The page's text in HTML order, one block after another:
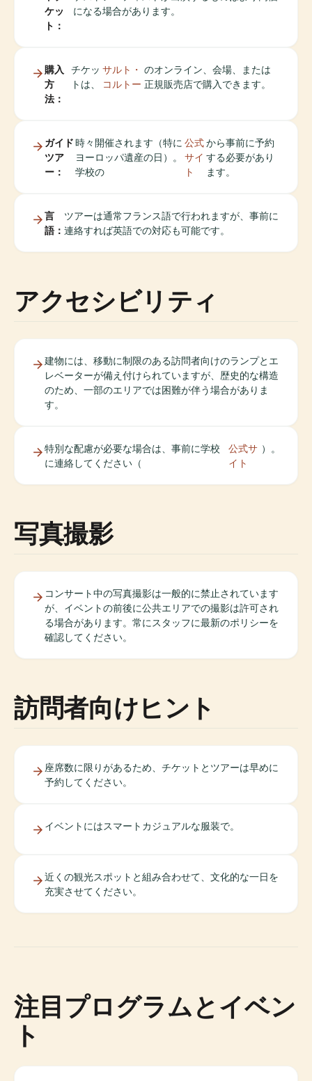
ケッ
ト：
になる場合があります。
購入
方
法：
チケッ
トは、
サルト・
コルトー
のオンライン、会場、または
正規販売店で購入できます。
ガイド
ツア
ー：
時々開催されます（特に
ヨーロッパ遺産の日）。
学校の
公式
サイ
ト
から事前に予約
する必要があり
ます。
言
語：
ツアーは通常フランス語で行われますが、事前に
連絡すれば英語での対応も可能です。
アクセシビリティ
建物には、移動に制限のある訪問者向けのランプとエ
レベーターが備え付けられていますが、歴史的な構造
のため、一部のエリアでは困難が伴う場合がありま
す。
特別な配慮が必要な場合は、事前に学校
に連絡してください（
公式サ
イト
）。
写真撮影
コンサート中の写真撮影は一般的に禁止されています
が、イベントの前後に公共エリアでの撮影は許可され
る場合があります。常にスタッフに最新のポリシーを
確認してください。
訪問者向けヒント
座席数に限りがあるため、チケットとツアーは早めに
予約してください。
イベントにはスマートカジュアルな服装で。
近くの観光スポットと組み合わせて、文化的な一日を
充実させてください。
注目プログラムとイベン
ト